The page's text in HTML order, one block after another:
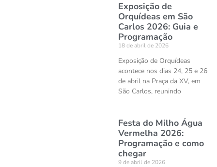
Exposição de
Orquídeas em São
Carlos 2026: Guia e
Programação
18 de abril de 2026
Exposição de Orquídeas
acontece nos dias 24, 25 e 26
de abril na Praça da XV, em
São Carlos, reunindo
Festa do Milho Água
Vermelha 2026:
Programação e como
chegar
9 de abril de 2026